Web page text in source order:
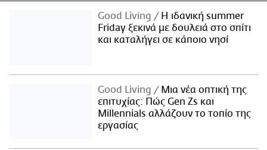
Good Living
Η ιδανική summer
Friday ξεκινά με δουλειά στο σπίτι
και καταλήγει σε κάποιο νησί
Good Living
Μια νέα οπτική της
επιτυχίας: Πώς Gen Zs και
Millennials αλλάζουν το τοπίο της
εργασίας